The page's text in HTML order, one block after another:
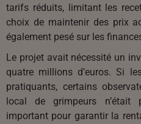
tarifs réduits, limitant les
choix de maintenir des prix
également pesé sur les
Le projet avait nécessité un
quatre millions d’euros. Si
pratiquants, certains
local de grimpeurs n’était
important pour garantir la